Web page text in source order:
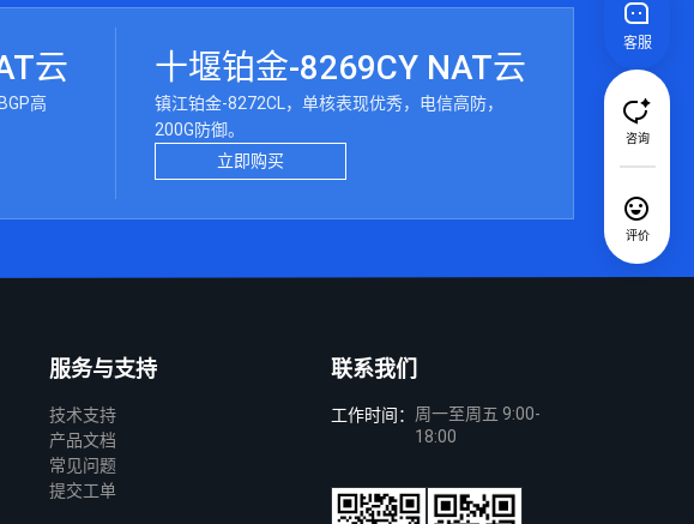
云
高
十堰铂金-8269CY NAT云
镇江铂金-8272CL，单核表现优秀，电信高防，
200G防御。
立即购买
服务与支持
技术支持
产品文档
常见问题
提交工单
联系我们
工作时间： 周一至周五 9:00-
18:00
客服
咨询
评价